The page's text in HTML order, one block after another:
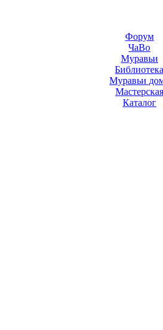
Форум
ЧаВо
Муравьи
Муравьи
Мастерская
Каталог